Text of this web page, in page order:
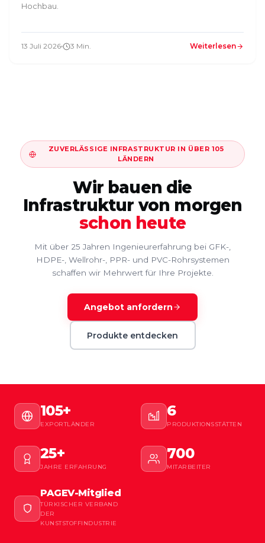
Hochbau.
13 Juli 2026 3 Min. Weiterlesen
ZUVERLÄSSIGE INFRASTRUKTUR IN ÜBER 105
LÄNDERN
Wir bauen die
Infrastruktur von morgen
schon heute
Mit über 25 Jahren Ingenieurerfahrung bei GFK-,
HDPE-, Wellrohr-, PPR- und PVC-Rohrsystemen
schaffen wir Mehrwert für Ihre Projekte.
Angebot anfordern
Produkte entdecken
105+
EXPORTLÄNDER
6
PRODUKTIONSSTÄTTEN
25+
JAHRE ERFAHRUNG
700
MITARBEITER
PAGEV-Mitglied
TÜRKISCHER VERBAND
DER
KUNSTSTOFFINDUSTRIE